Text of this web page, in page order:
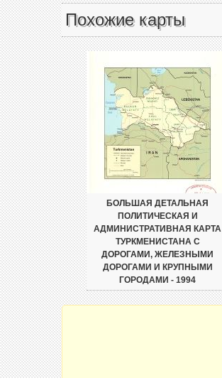
Похожие карты
БОЛЬШАЯ ДЕТАЛЬНАЯ
ПОЛИТИЧЕСКАЯ И
АДМИНИСТРАТИВНАЯ КАРТА
ТУРКМЕНИСТАНА С
ДОРОГАМИ, ЖЕЛЕЗНЫМИ
ДОРОГАМИ И КРУПНЫМИ
ГОРОДАМИ - 1994